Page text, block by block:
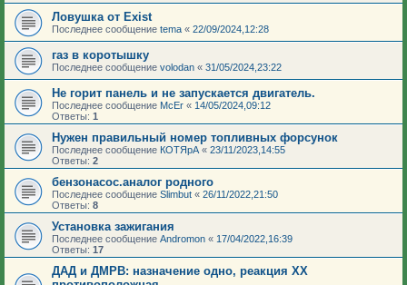
Ловушка от Exist
Последнее сообщение tema « 22/09/2024,12:28
газ в коротышку
Последнее сообщение volodan « 31/05/2024,23:22
Не горит панель и не запускается двигатель.
Последнее сообщение McEr « 14/05/2024,09:12
Ответы: 1
Нужен правильный номер топливных форсунок
Последнее сообщение КОТЯрА « 23/11/2023,14:55
Ответы: 2
бензонасос.аналог родного
Последнее сообщение Slimbut « 26/11/2022,21:50
Ответы: 8
Установка зажигания
Последнее сообщение Andromon « 17/04/2022,16:39
Ответы: 17
ДАД и ДМРВ: назначение одно, реакция ХХ